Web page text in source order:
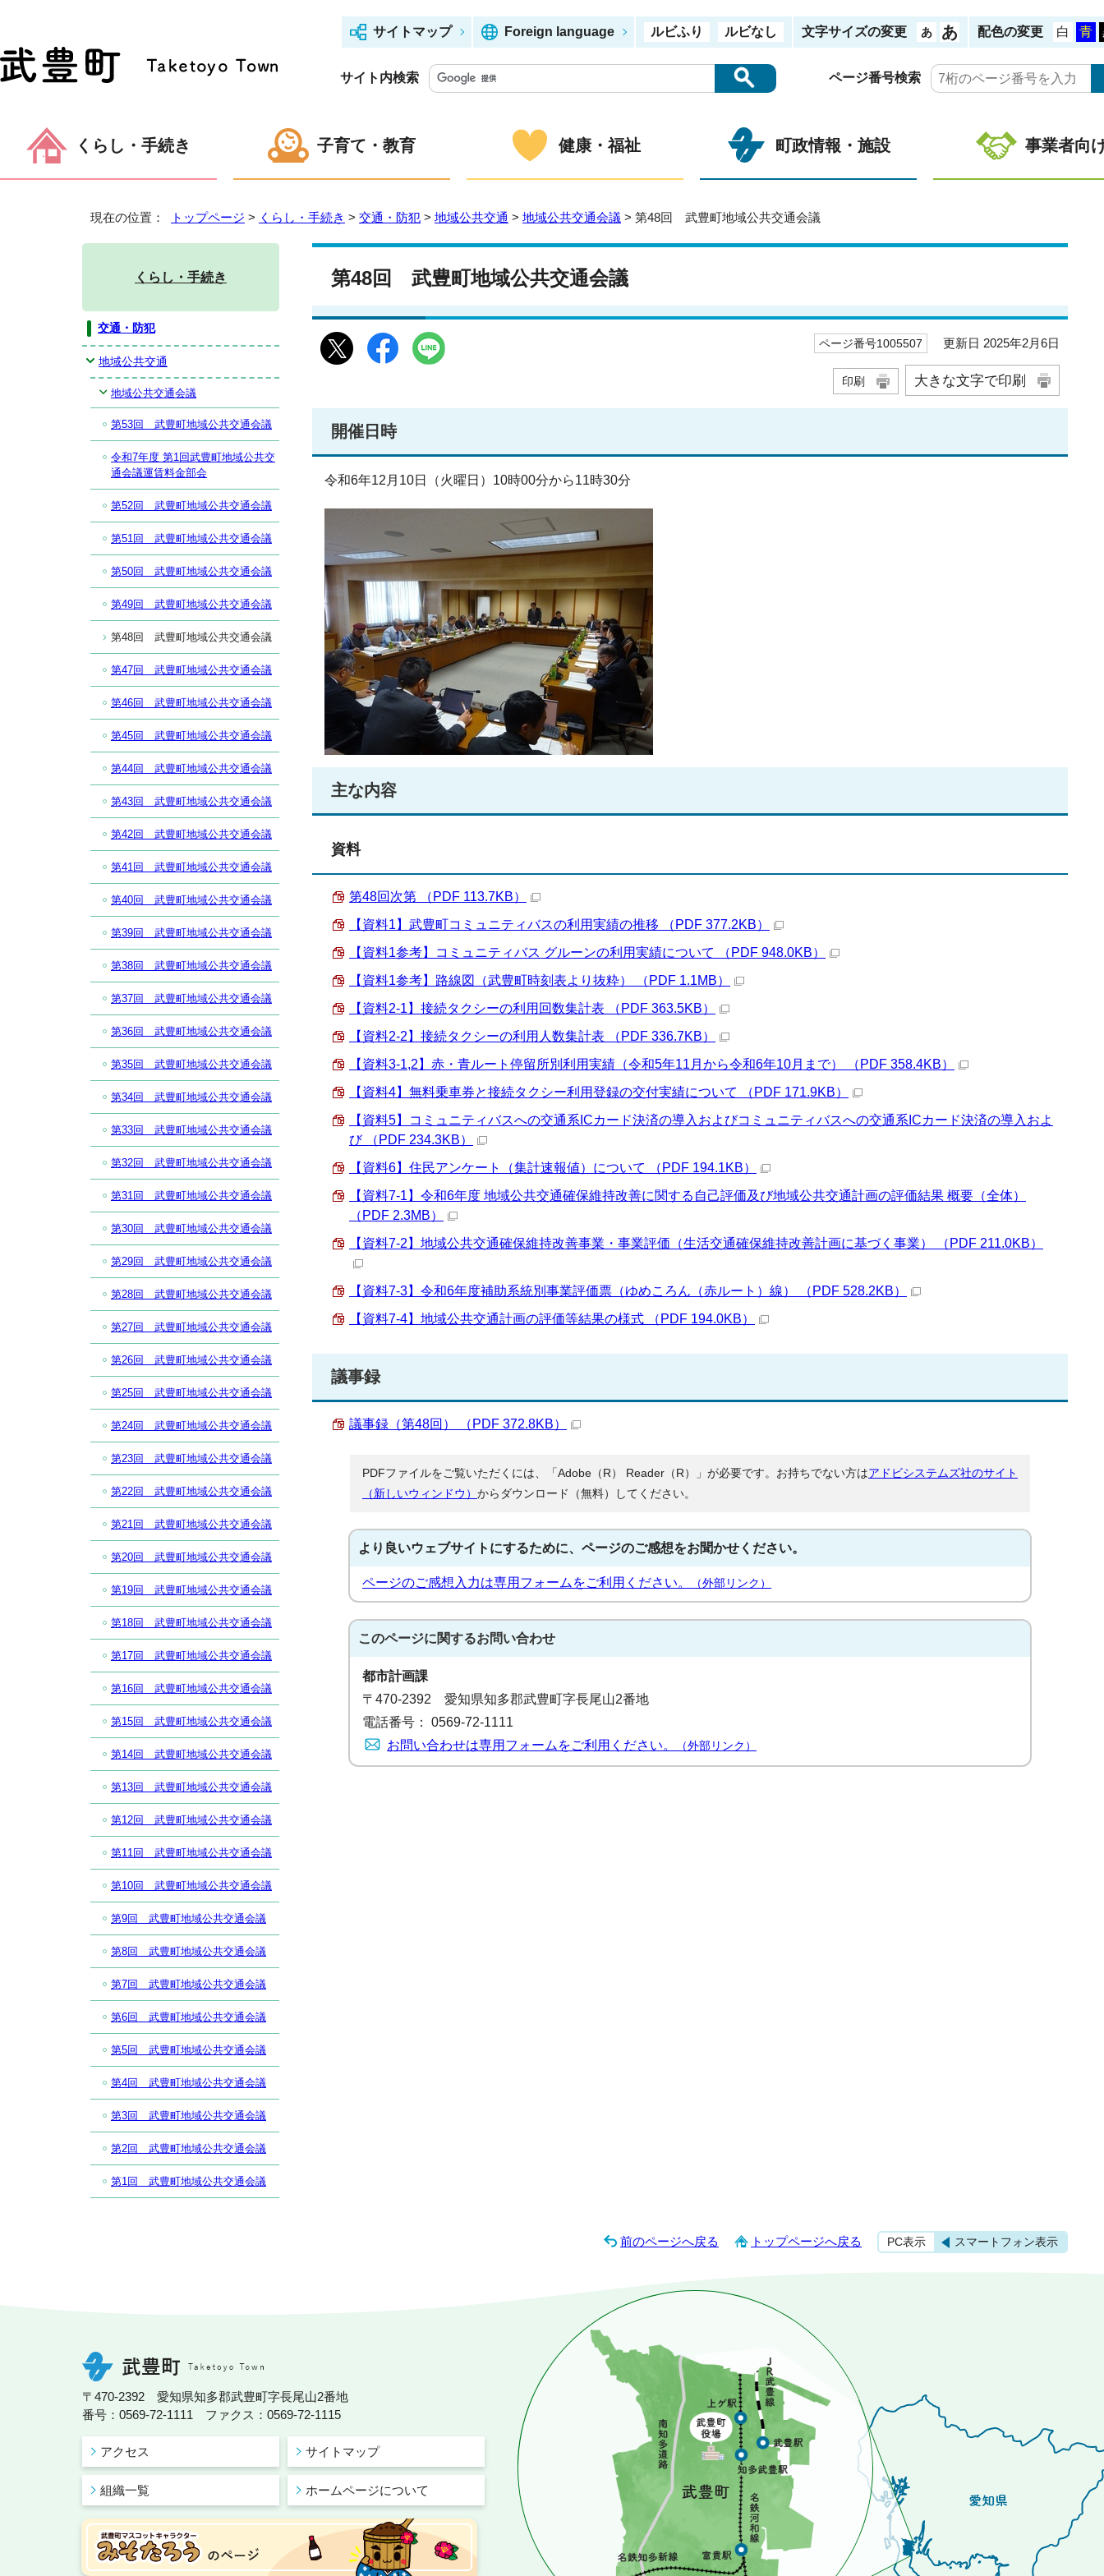
サイトマップ Foreign language ルビふり ルビなし 文字サイズの変更 配色の変更
サイト内検索 ページ番号検索
くらし・手続き 子育て・教育 健康・福祉 町政情報・施設 事業者向
現在の位置： トップページ > くらし・手続き > 交通・防犯 > 地域公共交通 > 地域公共交通会議 > 第48回 武豊町地域公共交通会議
第48回 武豊町地域公共交通会議
ページ番号1005507 更新日 2025年2月6日
印刷 大きな文字で印刷
開催日時
令和6年12月10日（火曜日）10時00分から11時30分
主な内容
資料
第48回次第 （PDF 113.7KB）
【資料1】武豊町コミュニティバスの利用実績の推移 （PDF 377.2KB）
【資料1参考】コミュニティバス グルーンの利用実績について （PDF 948.0KB）
【資料1参考】路線図（武豊町時刻表より抜粋） （PDF 1.1MB）
【資料2-1】接続タクシーの利用回数集計表 （PDF 363.5KB）
【資料2-2】接続タクシーの利用人数集計表 （PDF 336.7KB）
【資料3-1,2】赤・青ルート停留所別利用実績（令和5年11月から令和6年10月まで） （PDF 358.4KB）
【資料4】無料乗車券と接続タクシー利用登録の交付実績について （PDF 171.9KB）
【資料5】コミュニティバスへの交通系ICカード決済の導入およびコミュニティバスへの交通系ICカード決済の導入およ
び （PDF 234.3KB）
【資料6】住民アンケート（集計速報値）について （PDF 194.1KB）
【資料7-1】令和6年度 地域公共交通確保維持改善に関する自己評価及び地域公共交通計画の評価結果 概要（全体）
（PDF 2.3MB）
【資料7-2】地域公共交通確保維持改善事業・事業評価（生活交通確保維持改善計画に基づく事業） （PDF 211.0KB）
【資料7-3】令和6年度補助系統別事業評価票（ゆめころん（赤ルート）線） （PDF 528.2KB）
【資料7-4】地域公共交通計画の評価等結果の様式 （PDF 194.0KB）
議事録
議事録（第48回） （PDF 372.8KB）
PDFファイルをご覧いただくには、「Adobe（R） Reader（R）」が必要です。お持ちでない方はアドビシステムズ社のサイト
（新しいウィンドウ） からダウンロード（無料）してください。
より良いウェブサイトにするために、ページのご感想をお聞かせください。
ページのご感想入力は専用フォームをご利用ください。 （外部リンク）
このページに関するお問い合わせ
都市計画課
〒470-2392 愛知県知多郡武豊町字長尾山2番地
電話番号： 0569-72-1111
お問い合わせは専用フォームをご利用ください。
（外部リンク）
くらし・手続き
交通・防犯
地域公共交通
地域公共交通会議
第53回 武豊町地域公共交通会議
令和7年度 第1回武豊町地域公共交
通会議運賃料金部会
第52回 武豊町地域公共交通会議
第51回 武豊町地域公共交通会議
第50回 武豊町地域公共交通会議
第49回 武豊町地域公共交通会議
第48回 武豊町地域公共交通会議
第47回 武豊町地域公共交通会議
第46回 武豊町地域公共交通会議
第45回 武豊町地域公共交通会議
第44回 武豊町地域公共交通会議
第43回 武豊町地域公共交通会議
第42回 武豊町地域公共交通会議
第41回 武豊町地域公共交通会議
第40回 武豊町地域公共交通会議
第39回 武豊町地域公共交通会議
第38回 武豊町地域公共交通会議
第37回 武豊町地域公共交通会議
第36回 武豊町地域公共交通会議
第35回 武豊町地域公共交通会議
第34回 武豊町地域公共交通会議
第33回 武豊町地域公共交通会議
第32回 武豊町地域公共交通会議
第31回 武豊町地域公共交通会議
第30回 武豊町地域公共交通会議
第29回 武豊町地域公共交通会議
第28回 武豊町地域公共交通会議
第27回 武豊町地域公共交通会議
第26回 武豊町地域公共交通会議
第25回 武豊町地域公共交通会議
第24回 武豊町地域公共交通会議
第23回 武豊町地域公共交通会議
第22回 武豊町地域公共交通会議
第21回 武豊町地域公共交通会議
第20回 武豊町地域公共交通会議
第19回 武豊町地域公共交通会議
第18回 武豊町地域公共交通会議
第17回 武豊町地域公共交通会議
第16回 武豊町地域公共交通会議
第15回 武豊町地域公共交通会議
第14回 武豊町地域公共交通会議
第13回 武豊町地域公共交通会議
第12回 武豊町地域公共交通会議
第11回 武豊町地域公共交通会議
第10回 武豊町地域公共交通会議
第9回 武豊町地域公共交通会議
第8回 武豊町地域公共交通会議
第7回 武豊町地域公共交通会議
第6回 武豊町地域公共交通会議
第5回 武豊町地域公共交通会議
第4回 武豊町地域公共交通会議
第3回 武豊町地域公共交通会議
第2回 武豊町地域公共交通会議
第1回 武豊町地域公共交通会議
前のページへ戻る トップページへ戻る PC表示 スマートフォン表示
〒470-2392 愛知県知多郡武豊町字長尾山2番地
番号：0569-72-1111 ファクス：0569-72-1115
アクセス サイトマップ
組織一覧 ホームページについて